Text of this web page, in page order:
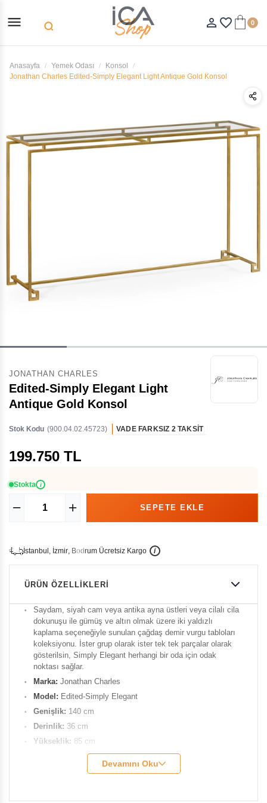
menu search person_outline favorite_border 0
Anasayfa Yemek Odası
Konsol
Jonathan Charles Edited-Simply Elegant Light Antique Gold Konsol
JONATHAN CHARLES
Edited-Simply Elegant Light
Antique Gold Konsol
Stok Kodu (900.04.02.45723) VADE FARKSIZ 2 TAKSİT
199.750 TL
Stokta i
İstanbu , İzmir, Bodrum Ücretsiz Kargo i
ÜRÜN ÖZELLIKLERI
Saydam, siyah cam veya antika ayna üstleri veya cilalı cila
dokunuşu ile gümüş ve altın olmak üzere iki yaldızlı
kaplama seçeneğiyle sunulan çağdaş demir vurgu tabloları
koleksiyonu. İster grup olarak ister tek tek parçalar olarak
gösterilsin, Simply Elegant herhangi bir oda için odak
noktası sağlar.
Marka: Jonathan Charles
Model: Edited-Simply Elegant
Genişlik: 140 cm
Derinlik: 36 cm
Yükseklik: 85 cm
Demir / Cam
Light Antique Gold
Ürün Kodu:JNC-491107-G-GCL
Devamını Oku